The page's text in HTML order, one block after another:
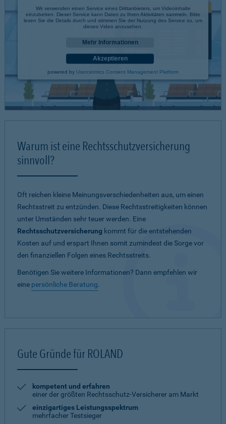
Wir verwenden einen Service eines Drittanbieters, um Videoinhalte
einzubetten. Dieser Service kann Daten zu Ihren Aktivitäten sammeln. Bitte
lesen Sie die Details durch und stimmen Sie der Nutzung des Service zu, um
dieses Video anzusehen.
Mehr Informationen
Akzeptieren
powered by Usercentrics Consent Management Platform
Warum ist eine Rechtsschutzversicherung
sinnvoll?
Oft reichen kleine Meinungsverschiedenheiten aus, um einen
Rechtsstreit zu entzünden. Diese Rechtsstreitigkeiten können
unter Umständen sehr teuer werden. Eine
Rechtsschutzversicherung kommt für die entstehenden
Kosten auf und erspart Ihnen somit zumindest die Sorge vor
den finanziellen Folgen eines Rechtsstreits.
Benötigen Sie weitere Informationen? Dann empfehlen wir
eine persönliche Beratung.
Gute Gründe für ROLAND
kompetent und erfahren
einer der größten Rechtsschutz-Versicherer am Markt
einzigartiges Leistungsspektrum
mehrfacher Testsieger